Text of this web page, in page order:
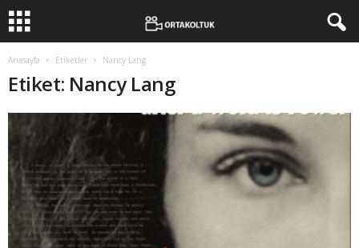
Anasayfa Etiketler Nancy Lang
Etiket: Nancy Lang